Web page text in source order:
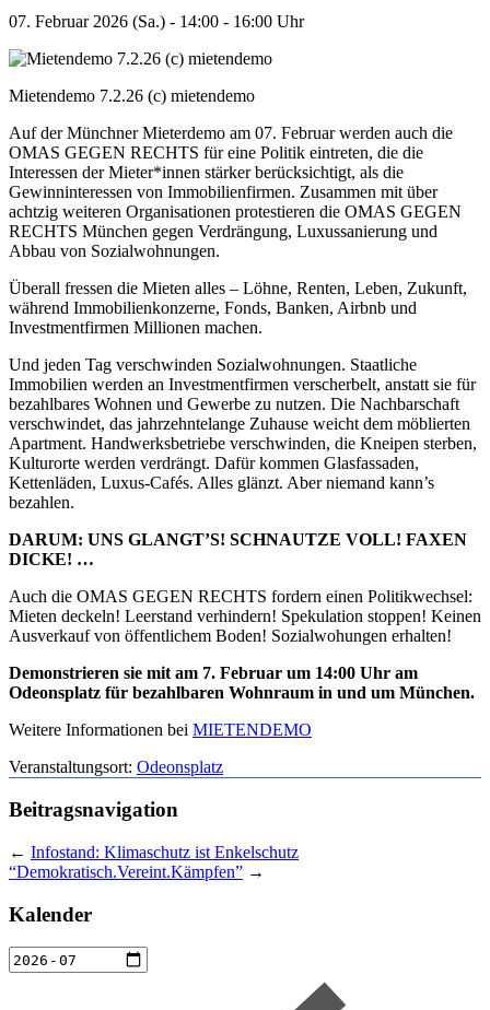
07. Februar 2026 (Sa.) - 14:00 - 16:00 Uhr
Mietendemo 7.2.26 (c) mietendemo
Auf der Münchner Mieterdemo am 07. Februar werden auch die
OMAS GEGEN RECHTS für eine Politik eintreten, die die
Interessen der Mieter*innen stärker berücksichtigt, als die
Gewinninteressen von Immobilienfirmen. Zusammen mit über
achtzig weiteren Organisationen protestieren die OMAS GEGEN
RECHTS München gegen Verdrängung, Luxussanierung und
Abbau von Sozialwohnungen.
Überall fressen die Mieten alles – Löhne, Renten, Leben, Zukunft,
während Immobilienkonzerne, Fonds, Banken, Airbnb und
Investmentfirmen Millionen machen.
Und jeden Tag verschwinden Sozialwohnungen. Staatliche
Immobilien werden an Investmentfirmen verscherbelt, anstatt sie für
bezahlbares Wohnen und Gewerbe zu nutzen. Die Nachbarschaft
verschwindet, das jahrzehntelange Zuhause weicht dem möblierten
Apartment. Handwerksbetriebe verschwinden, die Kneipen sterben,
Kulturorte werden verdrängt. Dafür kommen Glasfassaden,
Kettenläden, Luxus-Cafés. Alles glänzt. Aber niemand kann’s
bezahlen.
DARUM: UNS GLANGT’S! SCHNAUTZE VOLL! FAXEN
DICKE! …
Auch die OMAS GEGEN RECHTS fordern einen Politikwechsel:
Mieten deckeln! Leerstand verhindern! Spekulation stoppen! Keinen
Ausverkauf von öffentlichem Boden! Sozialwohungen erhalten!
Demonstrieren sie mit am 7. Februar um 14:00 Uhr am
Odeonsplatz für bezahlbaren Wohnraum in und um München.
Weitere Informationen bei MIETENDEMO
Veranstaltungsort: Odeonsplatz
Beitragsnavigation
← Infostand: Klimaschutz ist Enkelschutz
“Demokratisch.Vereint.Kämpfen” →
Kalender